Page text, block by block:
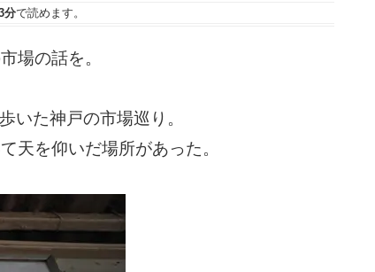
分で読めます。
場の話を。
いた神戸の市場巡り。
天を仰いだ場所があった。